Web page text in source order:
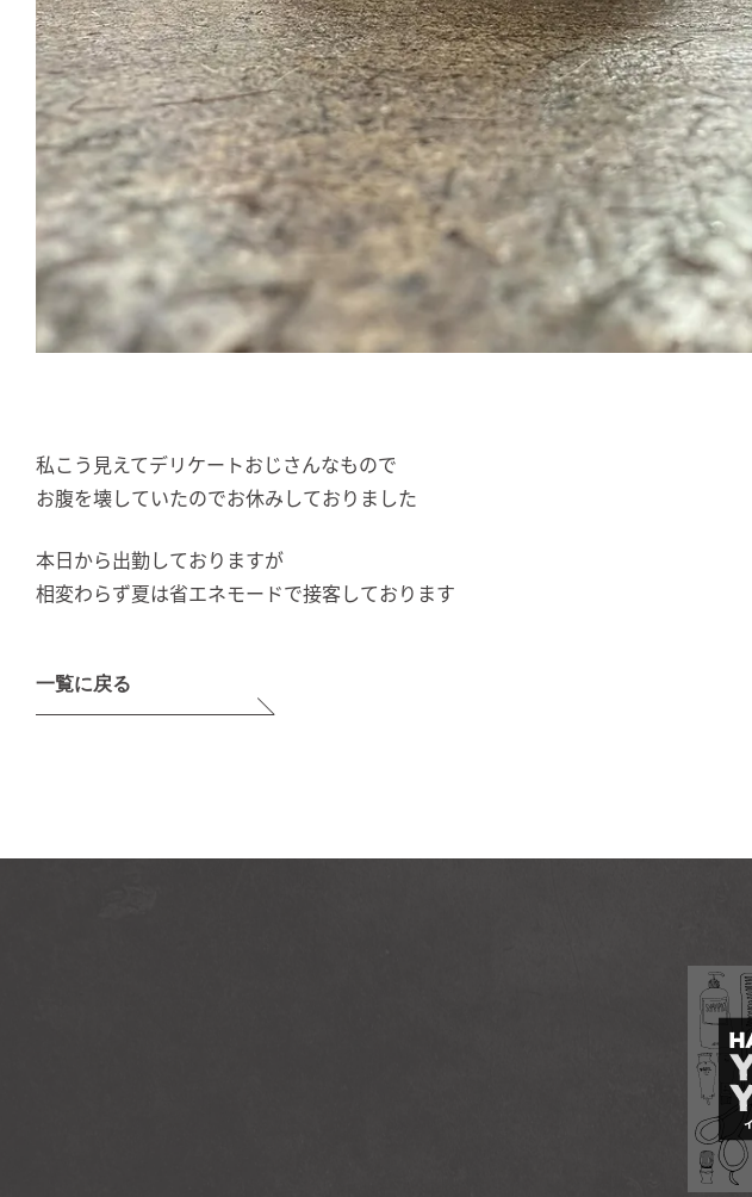
私こう見えてデリケートおじさんなもので
お腹を壊していたのでお休みしておりました
本日から出勤しておりますが
相変わらず夏は省エネモードで接客しております
一覧に戻る